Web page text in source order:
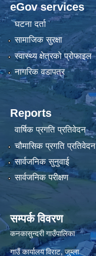
eGov services
घटना दर्ता
सामाजिक सुरक्षा
स्वास्थ्य क्षेत्रको प्रोफाइल
नागरिक वडापत्र
Reports
वार्षिक प्रगति प्रतिवेदन
चौमासिक प्रगति प्रतिवेदन
सार्वजनिक सुनुवाई
सार्वजनिक परीक्षण
सम्पर्क विवरण
कनकासुन्दरी गाउँपालिका
गाउँ कार्यालय विराट, जुम्ला